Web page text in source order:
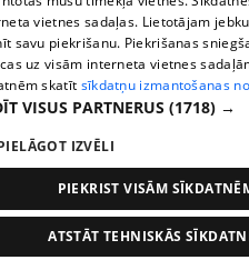
pirms 1 nedēļas, 3 dienām
vietnes sadaļas. Lietotājam
savu piekrišanu. Piekrišanas
uz visām interneta vietnes
skatīt sīkdatņu izmantošanas
VISUS PARTNERUS (1718) →
IZVĒLI
PIEKRIST VISĀM
ATSTĀT TEHNISKĀS